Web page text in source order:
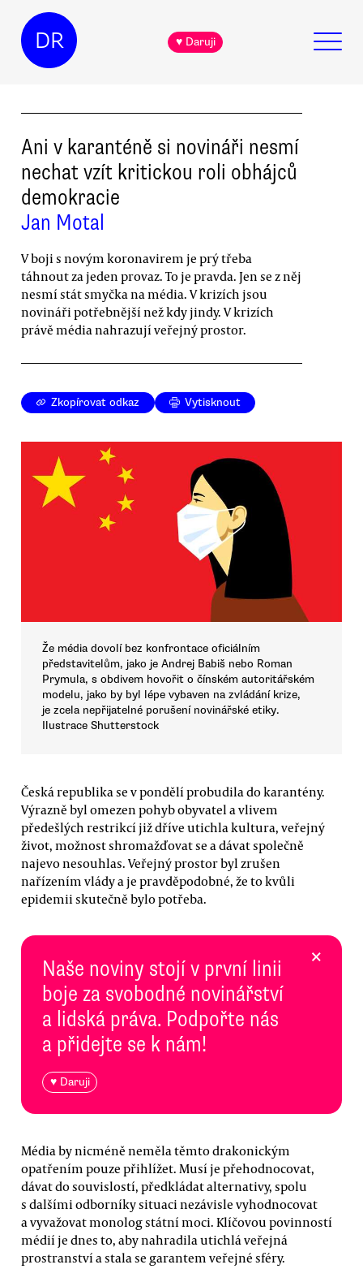
DR ♥ Daruji
Ani v karanténě si novináři nesmí
nechat vzít kritickou roli obhájců
demokracie
Jan Motal
V boji s novým koronavirem je prý třeba
táhnout za jeden provaz. To je pravda. Jen se z něj
nesmí stát smyčka na média. V krizích jsou
novináři potřebnější než kdy jindy. V krizích
právě média nahrazují veřejný prostor.
Zkopírovat odkaz Vytisknout
Že média dovolí bez konfrontace oficiálním
představitelům, jako je Andrej Babiš nebo Roman
Prymula, s obdivem hovořit o čínském autoritářském
modelu, jako by byl lépe vybaven na zvládání krize,
je zcela nepřijatelné porušení novinářské etiky.
Ilustrace Shutterstock
Česká republika se v pondělí probudila do karantény.
Výrazně byl omezen pohyb obyvatel a vlivem
předešlých restrikcí již dříve utichla kultura, veřejný
život, možnost shromažďovat se a dávat společně
najevo nesouhlas. Veřejný prostor byl zrušen
nařízením vlády a je pravděpodobné, že to kvůli
epidemii skutečně bylo potřeba.
Naše noviny stojí v první linii
boje za svobodné novinářství
a lidská práva. Podpořte nás
a přidejte se k nám!
♥ Daruji
×
Média by nicméně neměla těmto drakonickým
opatřením pouze přihlížet. Musí je přehodnocovat,
dávat do souvislostí, předkládat alternativy, spolu
s dalšími odborníky situaci nezávisle vyhodnocovat
a vyvažovat monolog státní moci. Klíčovou povinností
médií je dnes to, aby nahradila utichlá veřejná
prostranství a stala se garantem veřejné sféry.